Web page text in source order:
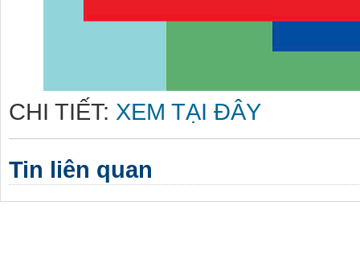
CHI TIẾT: XEM TẠI ĐÂY
Tin liên quan